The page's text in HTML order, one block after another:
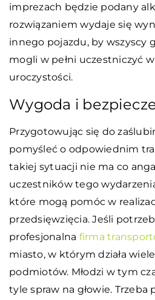
imprezach będzie podany
rozwiązaniem wydaje się
innego pojazdu, by wszyscy
mogli w pełni uczestniczyć
uroczystości.
Wygoda i
Przygotowując się do
pomyśleć o odpowiednim
takiej sytuacji nie ma co
uczestników tego
które mogą pomóc w
przedsięwzięcia. Jeśli
profesjonalna firma
miasto, w którym działa
podmiotów. Młodzi w tym
tyle spraw na głowie. Trzeba